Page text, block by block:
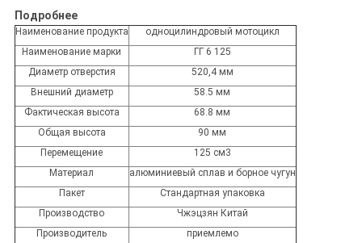
Подробнее
Наименование продукта
одноцилиндровый мотоцикл
Наименование марки
ГГ 6 125
Диаметр отверстия
520,4 мм
Внешний диаметр
58.5 мм
Фактическая высота
68.8 мм
Общая высота
90 мм
Перемещение
125 см3
Материал
алюминиевый сплав и борное чугун
Пакет
Стандартная упаковка
Производство
Чжэцзян Китай
Производитель
приемлемо